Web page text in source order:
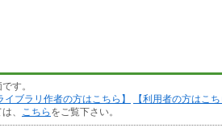
す。
イブラリ作者の方はこちら】
【利用者の方はこち
、
こちら をご覧下さい。